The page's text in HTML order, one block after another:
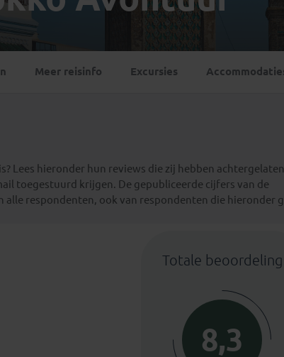
Mexico
Suriname(1)
Georgië(4)
IJsland
Kroatië
(2)
Noord-Macedonië(1)
Meer reisinfo Excursies
Lees hieronder hun reviews die zij hebben
toegestuurd krijgen. De gepubliceerde cijfers van de
respondenten, ook van respondenten die hieronder
Totale beoordeling
8,3